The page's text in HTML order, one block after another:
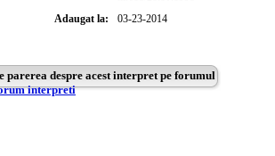
Adaugat la:
03-23-2014
parerea despre acest interpret pe forumul
interpreti